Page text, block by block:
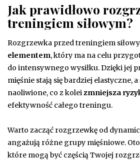
Jak prawidłowo
treningiem siłowym?
Rozgrzewka przed treningiem
elementem, który ma na celu
do intensywnego wysiłku. Dzięki jej
mięśnie stają się bardziej elastyczne,
naoliwione, co z koleizmniejsza
efektywność całego treningu.
Warto zacząć rozgrzewkę od
angażują różne grupy mięśniowe.
które mogą być częścią Twojej